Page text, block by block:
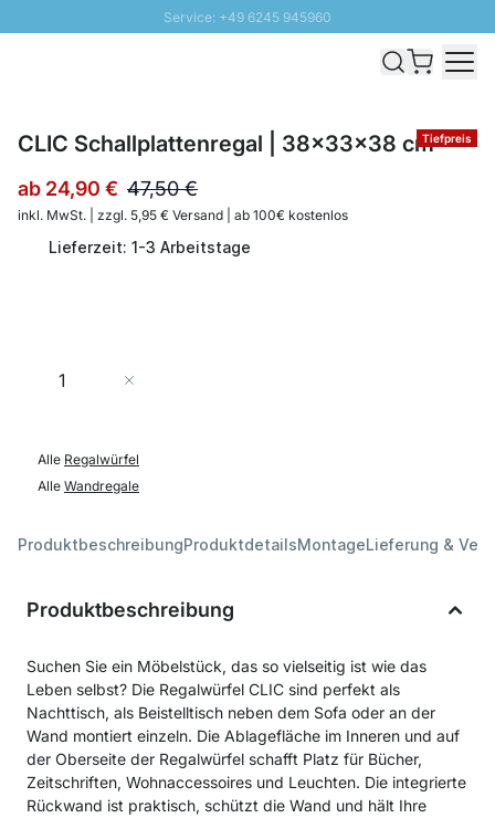
Service: +49 6245 945960
Schnelle Lieferung - Gratis Versand ab 100€
Tiefpreis
CLIC Schallplattenregal | 38x33x38 cm
ab 24,90 € 47,50 €
inkl. MwSt. | zzgl. 5,95 € Versand | ab 100€ kostenlos
Lieferzeit: 1-3 Arbeitstage
Menge
Alle Regalwürfel
Alle Wandregale
ProduktbeschreibungProduktdetailsMontageLieferung &
Produktbeschreibung
Suchen Sie ein Möbelstück, das so vielseitig ist wie das
Leben selbst? Die Regalwürfel CLIC sind perfekt als
Nachttisch, als Beistelltisch neben dem Sofa oder an der
Wand montiert einzeln. Die Ablagefläche im Inneren und auf
der Oberseite der Regalwürfel schafft Platz für Bücher,
Zeitschriften, Wohnaccessoires und Leuchten. Die integrierte
Rückwand ist praktisch, schützt die Wand und hält Ihre